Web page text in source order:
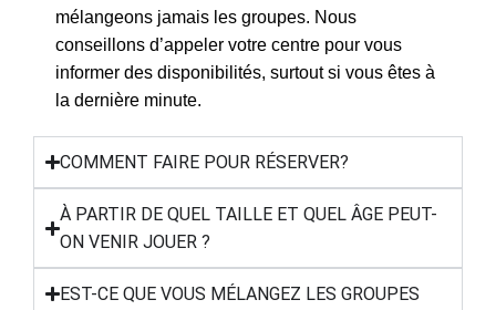
mélangeons jamais les groupes. Nous
conseillons d’appeler votre centre pour vous
informer des disponibilités, surtout si vous êtes à
la dernière minute.
COMMENT FAIRE POUR RÉSERVER?
À PARTIR DE QUEL TAILLE ET QUEL ÂGE PEUT-
ON VENIR JOUER ?
EST-CE QUE VOUS MÉLANGEZ LES GROUPES